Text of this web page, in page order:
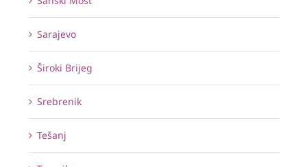
Sarajevo
Široki Brijeg
Srebrenik
Tešanj